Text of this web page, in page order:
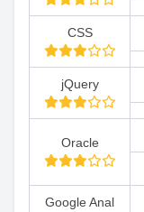
CSS
jQuery
Oracle
Google Anal